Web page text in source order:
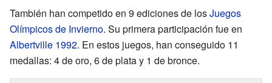
También han competido en 9 ediciones de losJuegos
Olímpicos de Invierno. Su primera participación fue en
Albertville 1992. En estos juegos, han conseguido 11
medallas: 4 de oro, 6 de plata y 1 de bronce.